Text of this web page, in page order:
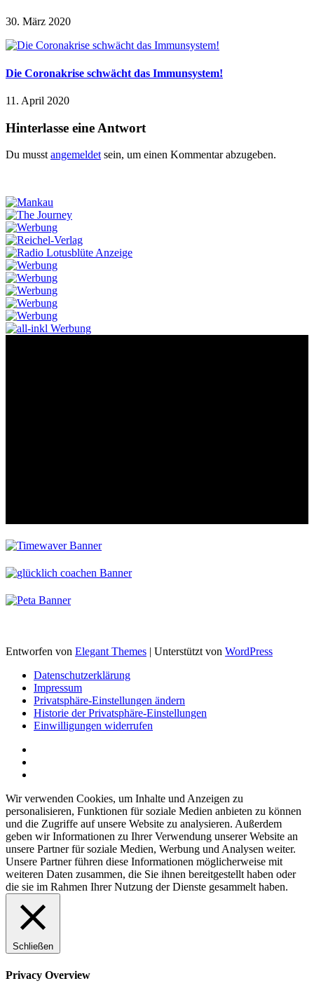
30. März 2020
Die Coronakrise schwächt das Immunsystem!
11. April 2020
Hinterlasse eine Antwort
Du musst angemeldet sein, um einen Kommentar abzugeben.
Entworfen von Elegant Themes | Unterstützt von WordPress
Datenschutzerklärung
Impressum
Privatsphäre-Einstellungen ändern
Historie der Privatsphäre-Einstellungen
Einwilligungen widerrufen
Wir verwenden Cookies, um Inhalte und Anzeigen zu
personalisieren, Funktionen für soziale Medien anbieten zu können
und die Zugriffe auf unsere Website zu analysieren. Außerdem
geben wir Informationen zu Ihrer Verwendung unserer Website an
unsere Partner für soziale Medien, Werbung und Analysen weiter.
Unsere Partner führen diese Informationen möglicherweise mit
weiteren Daten zusammen, die Sie ihnen bereitgestellt haben oder
die sie im Rahmen Ihrer Nutzung der Dienste gesammelt haben.
Schließen
Privacy Overview